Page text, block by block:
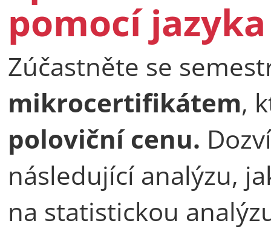
pomocí jazyka
Zúčastněte se
mikrocertifikátem,
poloviční cenu.
následující analýzu,
na statistickou